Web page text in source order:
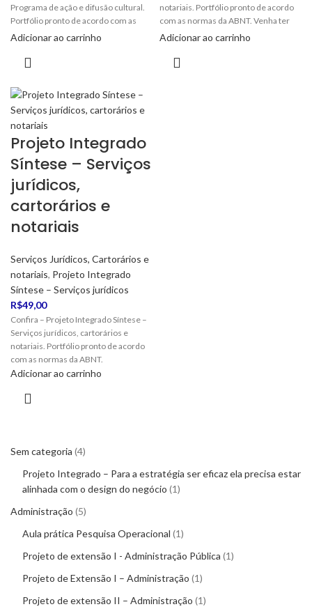
Sem categoria 4
Projeto Integrado – Para a estratégia ser eficaz ela precisa estar
alinhada com o design do negócio 1
Administração 5
Aula prática Pesquisa Operacional 1
Projeto de extensão I - Administração Pública 1
Projeto de Extensão I – Administração 1
Projeto de extensão II – Administração 1
Programa de ação e difusão cultural.
Portfólio pronto de acordo com as
normas da ABNT.
Adicionar ao carrinho
notariais. Portfólio pronto de acordo
com as normas da ABNT. Venha ter
seu conceito excelente!
Adicionar ao carrinho
Projeto Integrado
Síntese – Serviços
jurídicos,
cartorários e
notariais
Serviços Jurídicos, Cartorários e
notariais, Projeto Integrado
Síntese – Serviços jurídicos
R$49,00
Confira – Projeto Integrado Síntese –
Serviços jurídicos, cartorários e
notariais. Portfólio pronto de acordo
com as normas da ABNT.
Adicionar ao carrinho